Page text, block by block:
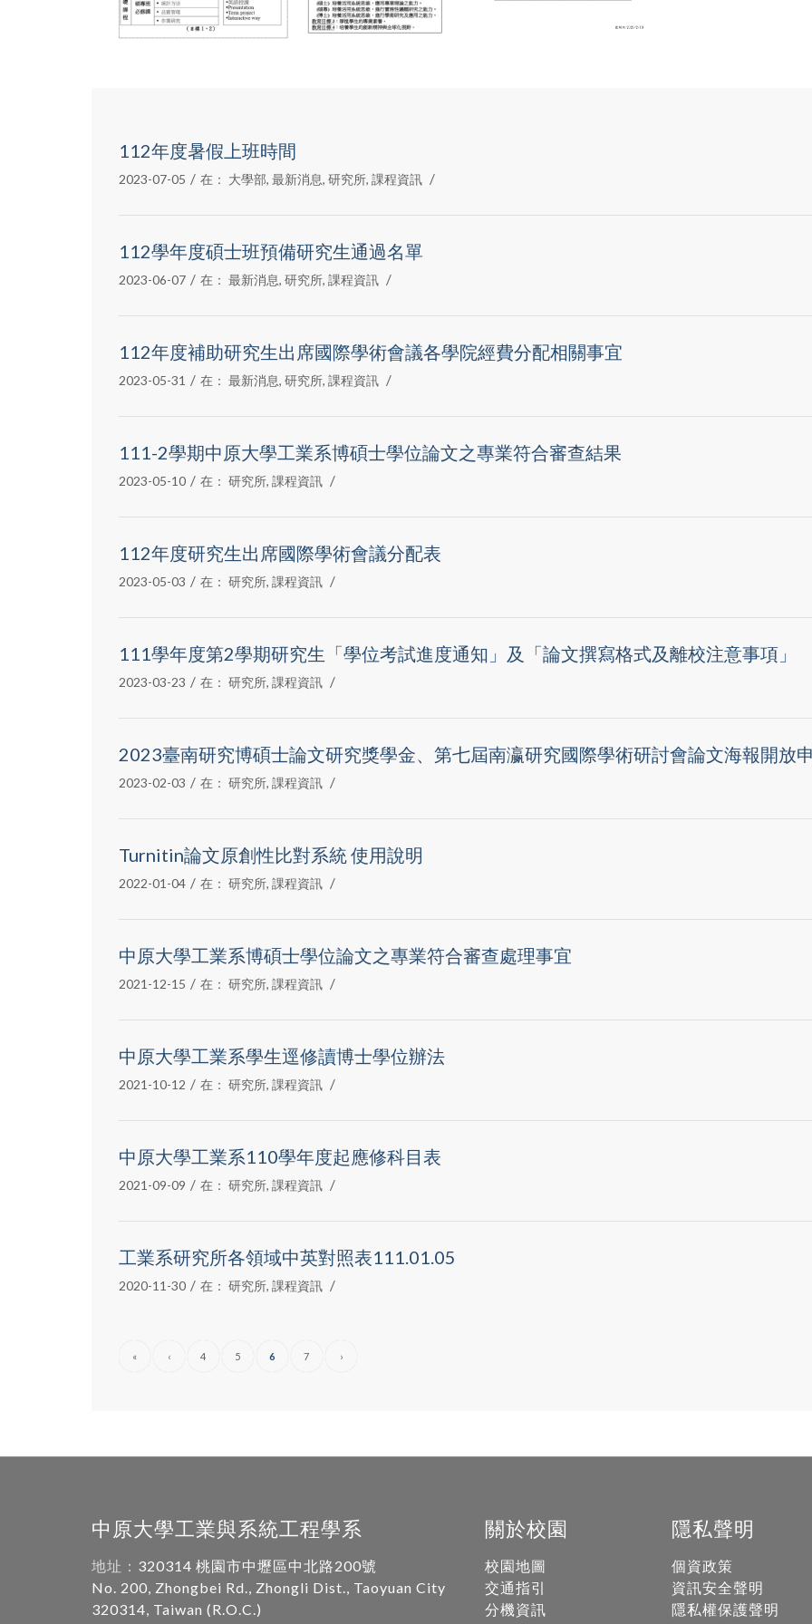
112年度暑假上班時間
2023-07-05 / 在： 大學部, 最新消息, 研究所, 課程資訊 /
112學年度碩士班預備研究生通過名單
2023-06-07 / 在： 最新消息, 研究所, 課程資訊 /
112年度補助研究生出席國際學術會議各學院經費分配相關事宜
2023-05-31 / 在： 最新消息, 研究所, 課程資訊 /
111-2學期中原大學工業系博碩士學位論文之專業符合審查結果
2023-05-10 / 在： 研究所, 課程資訊 /
112年度研究生出席國際學術會議分配表
2023-05-03 / 在： 研究所, 課程資訊 /
111學年度第2學期研究生「學位考試進度通知」及「論文撰寫格式及離校注意事項」
2023-03-23 / 在： 研究所, 課程資訊 /
2023臺南研究博碩士論文研究獎學金、第七屆南瀛研究國際學術研討會論文海報開放
2023-02-03 / 在： 研究所, 課程資訊 /
Turnitin論文原創性比對系統 使用說明
2022-01-04 / 在： 研究所, 課程資訊 /
中原大學工業系博碩士學位論文之專業符合審查處理事宜
2021-12-15 / 在： 研究所, 課程資訊 /
中原大學工業系學生逕修讀博士學位辦法
2021-10-12 / 在： 研究所, 課程資訊 /
中原大學工業系110學年度起應修科目表
2021-09-09 / 在： 研究所, 課程資訊 /
工業系研究所各領域中英對照表111.01.05
2020-11-30 / 在： 研究所, 課程資訊 /
« ‹ 4 5 6 7 ›
中原大學工業與系統工程學系
地址： 320314 桃園市中壢區中北路200號
No. 200, Zhongbei Rd., Zhongli Dist., Taoyuan City
320314, Taiwan (R.O.C.)
關於校園
校園地圖
交通指引
分機資訊
隱私聲明
個資政策
資訊安全聲明
隱私權保護聲明